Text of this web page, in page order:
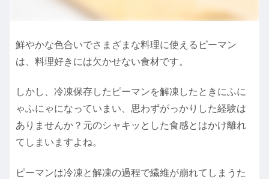
鮮やかな色合いでさまざまな料理に使えるピーマン
は、料理好きには欠かせない食材です。
しかし、冷凍保存したピーマンを解凍したときにふに
ゃふにゃになっていまい、思わずがっかりした経験は
ありませんか？元のシャキッとした食感とはかけ離れ
てしまいますよね。
ピーマンは冷凍と解凍の過程で繊維が崩れてしまうた